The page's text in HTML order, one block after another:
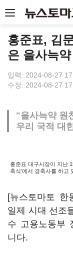
홍준표, 김
은 을사늑
입력: 2024-08-27
수정: 2024-08-27
"을사늑약 원
우리 국적 대
홍준표 대구시장이 지난
축식’에서 경축사를 하고
[뉴스토마토
일제 시대 선조
수 고용노동부
니다.